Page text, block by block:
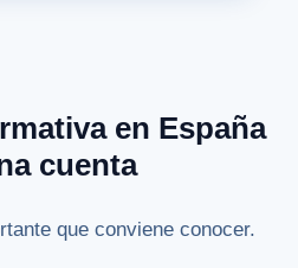
en España
cuenta
que conviene conocer.